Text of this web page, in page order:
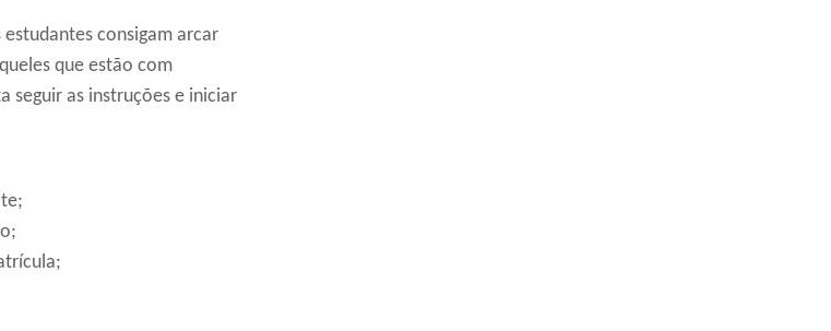
consigam arcar
que estão com
seguir as instruções e iniciar